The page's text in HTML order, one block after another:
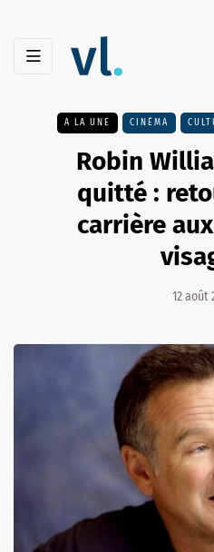
A LA UNE CINÉMA
Robin
quitté :
carrière
12 août